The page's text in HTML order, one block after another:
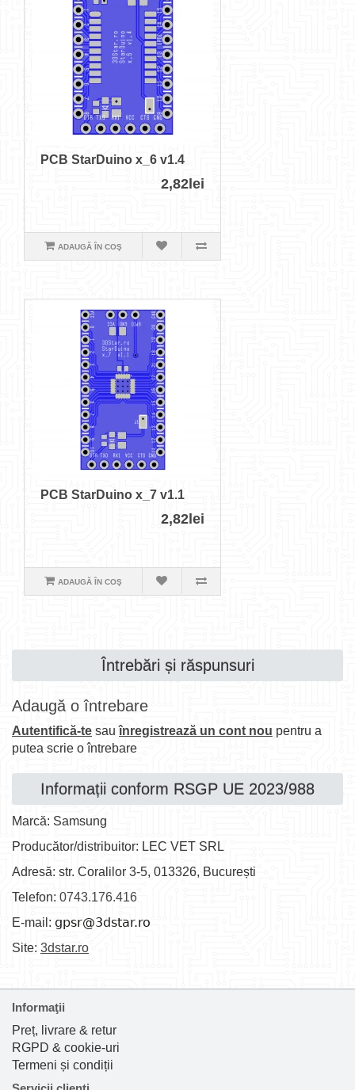
PCB StarDuino x_6 v1.4
2,82lei
ADAUGĂ ÎN COŞ
PCB StarDuino x_7 v1.1
2,82lei
ADAUGĂ ÎN COŞ
Întrebări și răspunsuri
Adaugă o întrebare
Autentifică-te sauînregistrează un cont nou pentru a
putea scrie o întrebare
Informații conform RSGP UE 2023/988
Marcă: Samsung
Producător/distribuitor: LEC VET SRL
Adresă: str. Coralilor 3-5, 013326, București
Telefon: 0743.176.416
E-mail:
Site: 3dstar.ro
Informaţii
Preț, livrare & retur
RGPD & cookie-uri
Termeni și condiții